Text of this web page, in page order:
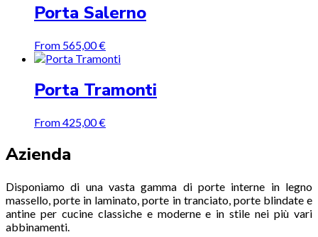
Porta Salerno
From 565,00€
Porta Tramonti
From425,00€
Azienda
Disponiamo di una vasta gamma di porte interne in legno
massello, porte in laminato, porte in tranciato, porte blindate e
antine per cucine classiche e moderne e in stile nei più vari
abbinamenti.